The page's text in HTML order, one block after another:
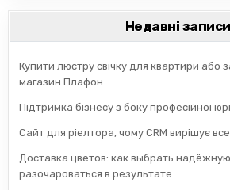
Недавні записи
Купити люстру свічку для квартири або
магазин Плафон
Підтримка бізнесу з боку професійної
Сайт для ріелтора, чому CRM вирішує все
Доставка цветов: как выбрать
разочароваться в результате